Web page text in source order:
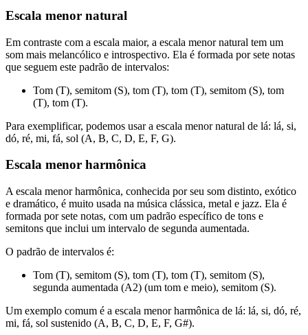
Escala menor natural
Em contraste com a escala maior, a escala menor natural tem um
som mais melancólico e introspectivo. Ela é formada por sete notas
que seguem este padrão de intervalos:
Tom (T), semitom (S), tom (T), tom (T), semitom (S), tom
(T), tom (T).
Para exemplificar, podemos usar a escala menor natural de lá: lá, si,
dó, ré, mi, fá, sol (A, B, C, D, E, F, G).
Escala menor harmônica
A escala menor harmônica, conhecida por seu som distinto, exótico
e dramático, é muito usada na música clássica, metal e jazz. Ela é
formada por sete notas, com um padrão específico de tons e
semitons que inclui um intervalo de segunda aumentada.
O padrão de intervalos é:
Tom (T), semitom (S), tom (T), tom (T), semitom (S),
segunda aumentada (A2) (um tom e meio), semitom (S).
Um exemplo comum é a escala menor harmônica de lá: lá, si, dó, ré,
mi, fá, sol sustenido (A, B, C, D, E, F, G#).